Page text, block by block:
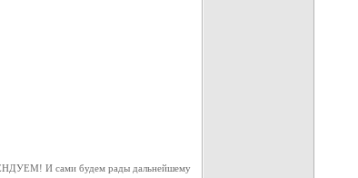
И сами будем рады дальнейшему